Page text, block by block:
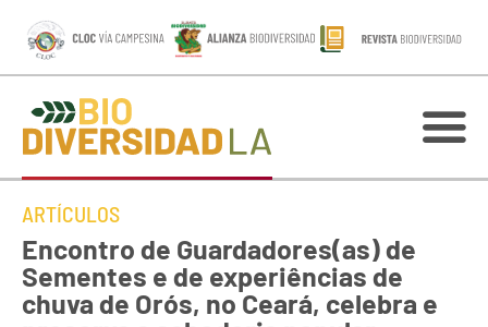
ARTÍCULOS
Encontro de Guardadores(as) de
Sementes e de experiências de
chuva de Orós, no Ceará, celebra e